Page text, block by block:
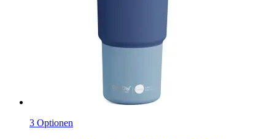
3 Optionen